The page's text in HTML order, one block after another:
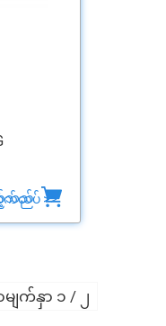
ည့်သည်
က်ထပ် >>
မျက်နှာ ၁ / ၂